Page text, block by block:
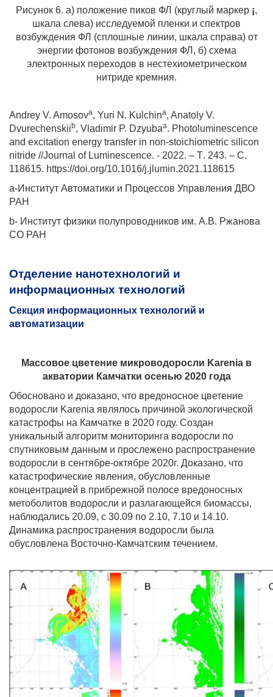
Рисунок 6. а) положение пиков ФЛ (круглый маркер ¡,
шкала слева) исследуемой пленки и спектров
возбуждения ФЛ (сплошные линии, шкала справа) от
энергии фотонов возбуждения ФЛ, б) схема
электронных переходов в нестехиометрическом
нитриде кремния.
Andrey V. Amosova, Yuri N. Kulchina, Anatoly V.
Dvurechenskiib, Vladimir P. Dzyubaa. Photoluminescence
and excitation energy transfer in non-stoichiometric silicon
nitride //Journal of Luminescence. - 2022. – Т. 243. – С.
118615. https://doi.org/10.1016/j.jlumin.2021.118615
a-Институт Автоматики и Процессов Управления ДВО
РАН
b- Институт физики полупроводников им. А.В. Ржанова
СО РАН
Отделение нанотехнологий и
информационных технологий
Секция информационных технологий и
автоматизации
Массовое цветение микроводоросли Karenia в
акватории Камчатки осенью 2020 года
Обосновано и доказано, что вредоносное цветение
водоросли Karenia являлось причиной экологической
катастрофы на Камчатке в 2020 году. Создан
уникальный алгоритм мониторинга водоросли по
спутниковым данным и прослежено распространение
водоросли в сентябре-октябре 2020г. Доказано, что
катастрофические явления, обусловленные
концентрацией в прибрежной полосе вредоносных
метоболитов водоросли и разлагающейся биомассы,
наблюдались 20.09, с 30.09 по 2.10, 7.10 и 14.10.
Динамика распространения водоросли была
обусловлена Восточно-Камчатским течением.